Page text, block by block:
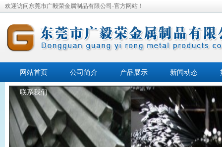
欢迎访问东莞市广毅荣金属制品有限公司-官方网站！
网站首页 公司简介 产品展示 新闻动态
联系我们